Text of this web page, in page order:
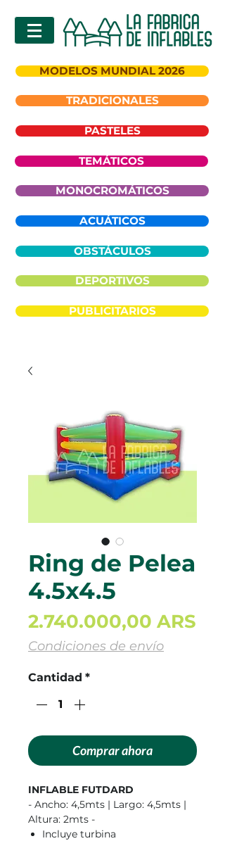
MODELOS MUNDIAL 2026
TRADICIONALES
PASTELES
TEMÁTICOS
MONOCROMÁTICOS
ACUÁTICOS
OBSTÁCULOS
DEPORTIVOS
PUBLICITARIOS
Ring de Pelea
4.5x4.5
2.740.000,00 ARS
Condiciones de envío
Cantidad *
Comprar ahora
INFLABLE FUTDARD
- Ancho: 4,5mts | Largo: 4,5mts |
Altura: 2mts -
Incluye turbina